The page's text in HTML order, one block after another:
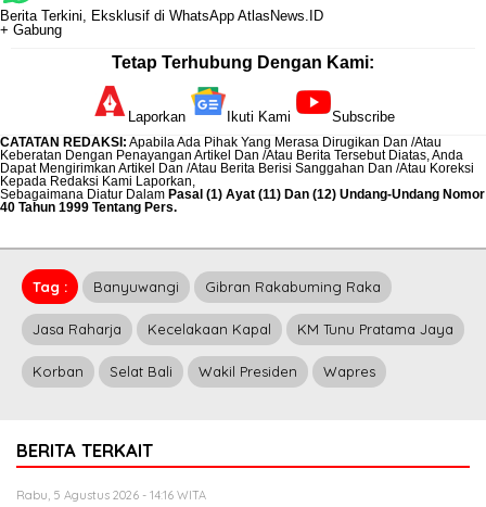
Berita Terkini, Eksklusif di WhatsApp AtlasNews.ID
+ Gabung
Tetap Terhubung Dengan Kami:
Laporkan Ikuti Kami Subscribe
CATATAN REDAKSI: Apabila Ada Pihak Yang Merasa Dirugikan Dan /Atau
Keberatan Dengan Penayangan Artikel Dan /Atau Berita Tersebut Diatas, Anda
Dapat Mengirimkan Artikel Dan /Atau Berita Berisi Sanggahan Dan /Atau Koreksi
Kepada Redaksi Kami Laporkan
Sebagaimana Diatur Dalam Pasal (1) Ayat (11) Dan (12) Undang-Undang Nomor
40 Tahun 1999 Tentang Pers.
Tag : Banyuwangi Gibran Rakabuming Raka
Jasa Raharja Kecelakaan Kapal KM Tunu Pratama Jaya
Korban Selat Bali Wakil Presiden Wapres
BERITA TERKAIT
Rabu, 5 Agustus 2026 - 14:16 WITA